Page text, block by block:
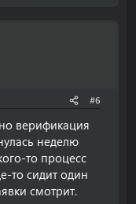
#6
верификация
неделю
то процесс
то сидит один
смотрит.